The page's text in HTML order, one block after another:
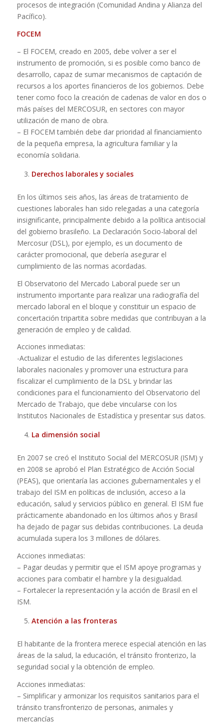
procesos de integración (Comunidad Andina y Alianza del
Pacífico).
FOCEM
– El FOCEM, creado en 2005, debe volver a ser el
instrumento de promoción, si es posible como banco de
desarrollo, capaz de sumar mecanismos de captación de
recursos a los aportes financieros de los gobiernos. Debe
tener como foco la creación de cadenas de valor en dos o
más países del MERCOSUR, en sectores con mayor
utilización de mano de obra.
– El FOCEM también debe dar prioridad al financiamiento
de la pequeña empresa, la agricultura familiar y la
economía solidaria.
Derechos laborales y sociales
En los últimos seis años, las áreas de tratamiento de
cuestiones laborales han sido relegadas a una categoría
insignificante, principalmente debido a la política antisocial
del gobierno brasileño. La Declaración Socio-laboral del
Mercosur (DSL), por ejemplo, es un documento de
carácter promocional, que debería asegurar el
cumplimiento de las normas acordadas.
El Observatorio del Mercado Laboral puede ser un
instrumento importante para realizar una radiografía del
mercado laboral en el bloque y constituir un espacio de
concertación tripartita sobre medidas que contribuyan a la
generación de empleo y de calidad.
Acciones inmediatas:
-Actualizar el estudio de las diferentes legislaciones
laborales nacionales y promover una estructura para
fiscalizar el cumplimiento de la DSL y brindar las
condiciones para el funcionamiento del Observatorio del
Mercado de Trabajo, que debe vincularse con los
Institutos Nacionales de Estadística y presentar sus datos.
La dimensión social
En 2007 se creó el Instituto Social del MERCOSUR (ISM) y
en 2008 se aprobó el Plan Estratégico de Acción Social
(PEAS), que orientaría las acciones gubernamentales y el
trabajo del ISM en políticas de inclusión, acceso a la
educación, salud y servicios público en general. El ISM fue
prácticamente abandonado en los últimos años y Brasil
ha dejado de pagar sus debidas contribuciones. La deuda
acumulada supera los 3 millones de dólares.
Acciones inmediatas:
– Pagar deudas y permitir que el ISM apoye programas y
acciones para combatir el hambre y la desigualdad.
– Fortalecer la representación y la acción de Brasil en el
ISM.
Atención a las fronteras
El habitante de la frontera merece especial atención en las
áreas de la salud, la educación, el tránsito fronterizo, la
seguridad social y la obtención de empleo.
Acciones inmediatas:
– Simplificar y armonizar los requisitos sanitarios para el
tránsito transfronterizo de personas, animales y
mercancías